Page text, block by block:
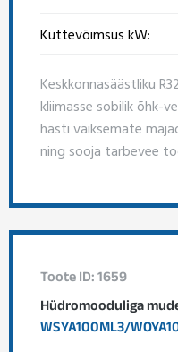
Küttevõimsus kW:
Keskkonnasäästliku
kliimasse sobilik õhk-
hästi väiksemate
ning sooja tarbevee
Toote ID: 1659
Hüdromooduliga
WSYA100ML3/